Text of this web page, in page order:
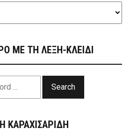
ΜΕ ΤΗ ΛΕΞΗ-ΚΛΕΙΔΙ
Search
ΚΑΡΑΧΙΣΑΡΙΔΗ